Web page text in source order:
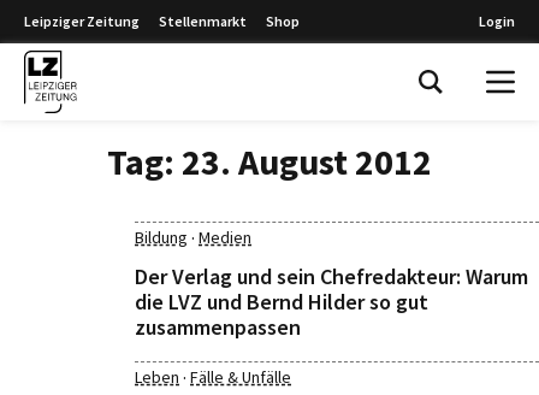
Leipziger Zeitung Stellenmarkt Shop Login
Tag: 23. August 2012
Bildung · Medien
Der Verlag und sein Chefredakteur: Warum
die LVZ und Bernd Hilder so gut
zusammenpassen
Leben · Fälle & Unfälle